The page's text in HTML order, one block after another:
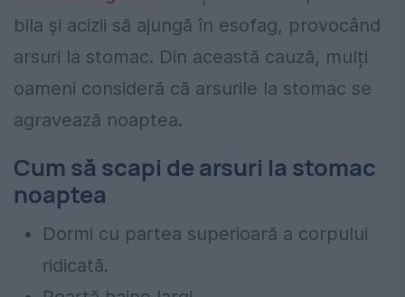
bila și acizii să ajungă în esofag, provocând
arsuri la stomac. Din această cauză, mulți
oameni consideră că arsurile la stomac se
agravează noaptea.
Cum să scapi de arsuri la stomac
noaptea
Dormi cu partea superioară a corpului
ridicată.